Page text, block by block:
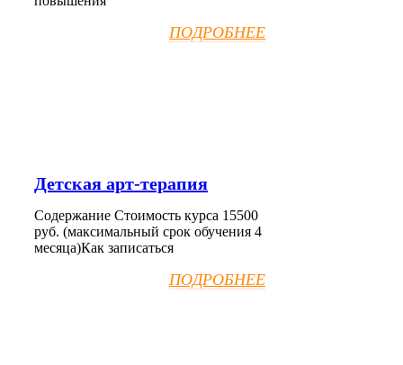
ПОДРОБНЕЕ
Детская арт-терапия
Содержание Стоимость курса 15500
руб. (максимальный срок обучения 4
месяца)Как записаться
ПОДРОБНЕЕ